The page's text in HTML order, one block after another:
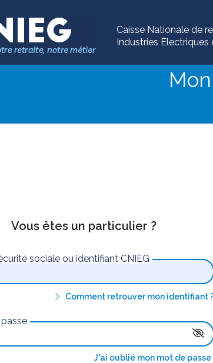
Caisse Nationale de
Industries Electriques
Vous êtes un particulier ?
sociale ou identifiant CNIEG
Comment retrouver mon identifiant
J'ai oublié mon mot de passe